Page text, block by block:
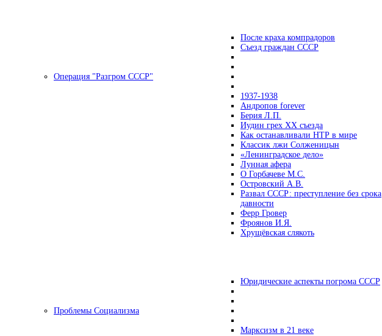
После краха компрадоров
Съезд граждан СССР
Операция "Разгром СССР"
1937-1938
Андропов forever
Берия Л.П.
Иудин грех ХХ съезда
Как останавливали НТР в мире
Классик лжи Солженицын
«Ленинградское дело»
Лунная афера
О Горбачеве М.С.
Островский А.В.
Развал СССР: преступление без срока
давности
Ферр Гровер
Фроянов И.Я.
Хрущёвская слякоть
Юридические аспекты погрома СССР
Проблемы Социализма
Марксизм в 21 веке